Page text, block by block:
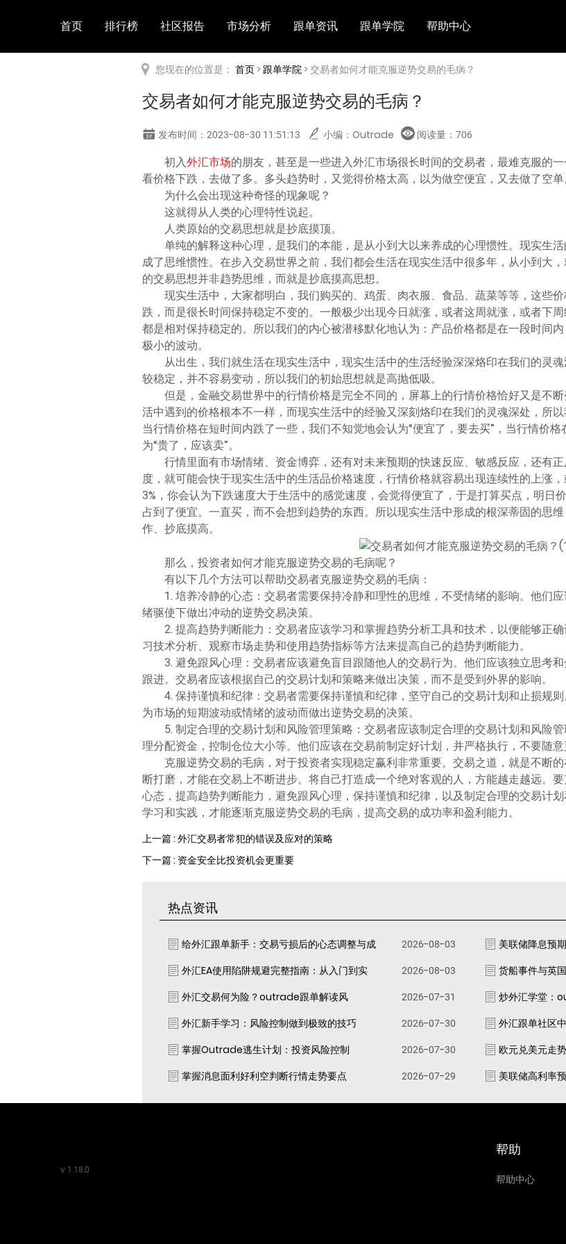
首页 排行榜 社区报告 市场分析 跟单资讯 跟单学院 帮助中心
您现在的位置是： 首页>跟单学院> 交易者如何才能克服逆势交易的毛病？
交易者如何才能克服逆势交易的毛病？
发布时间：2023-08-30 11:51:13 小编：Outrade 阅读量： 706
初入外汇市场的朋友，甚至是一些进入外汇市场很长时间的交易者，最难克服的
看价格下跌，去做了多。多头趋势时，又觉得价格太高，以为做空便宜，又去做了空单
为什么会出现这种奇怪的现象呢？
这就得从人类的心理特性说起。
人类原始的交易思想就是抄底摸顶。
单纯的解释这种心理，是我们的本能，是从小到大以来养成的心理惯性。现实生
成了思维惯性。在步入交易世界之前，我们都会生活在现实生活中很多年，从小到大
的交易思想并非趋势思维，而就是抄底摸高思想。
现实生活中，大家都明白，我们购买的、鸡蛋、肉衣服、食品、蔬菜等等，这些
跌，而是很长时间保持稳定不变的。一般极少出现今日就涨，或者这周就涨，或者下
都是相对保持稳定的。所以我们的内心被潜移默化地认为：产品价格都是在一段时间
极小的波动。
从出生，我们就生活在现实生活中，现实生活中的生活经验深深烙印在我们的灵
较稳定，并不容易变动，所以我们的初始思想就是高抛低吸。
但是，金融交易世界中的行情价格是完全不同的，屏幕上的行情价格恰好又是不
活中遇到的价格根本不一样，而现实生活中的经验又深刻烙印在我们的灵魂深处，所
当行情价格在短时间内跌了一些，我们不知觉地会认为“便宜了，要去买”，当行情价
为“贵了，应该卖”。
行情里面有市场情绪、资金博弈，还有对未来预期的快速反应、敏感反应，还有
度，就可能会快于现实生活中的生活品价格速度，行情价格就容易出现连续性的上涨
3%，你会认为下跌速度大于生活中的感觉速度，会觉得便宜了，于是打算买点，明日
占到了便宜。一直买，而不会想到趋势的东西。所以现实生活中形成的根深蒂固的思
作、抄底摸高。
那么，投资者如何才能克服逆势交易的毛病呢？
有以下几个方法可以帮助交易者克服逆势交易的毛病：
1. 培养冷静的心态：交易者需要保持冷静和理性的思维，不受情绪的影响。他们
绪驱使下做出冲动的逆势交易决策。
2. 提高趋势判断能力：交易者应该学习和掌握趋势分析工具和技术，以便能够正
习技术分析、观察市场走势和使用趋势指标等方法来提高自己的趋势判断能力。
3. 避免跟风心理：交易者应该避免盲目跟随他人的交易行为。他们应该独立思考
跟进。交易者应该根据自己的交易计划和策略来做出决策，而不是受到外界的影响。
4. 保持谨慎和纪律：交易者需要保持谨慎和纪律，坚守自己的交易计划和止损规
为市场的短期波动或情绪的波动而做出逆势交易的决策。
5. 制定合理的交易计划和风险管理策略：交易者应该制定合理的交易计划和风险
理分配资金，控制仓位大小等。他们应该在交易前制定好计划，并严格执行，不要随意
克服逆势交易的毛病，对于投资者实现稳定赢利非常重要。交易之道，就是不断
断打磨，才能在交易上不断进步。将自己打造成一个绝对客观的人，方能越走越远。
心态，提高趋势判断能力，避免跟风心理，保持谨慎和纪律，以及制定合理的交易计
学习和实践，才能逐渐克服逆势交易的毛病，提高交易的成功率和盈利能力。
上一篇 : 外汇交易者常犯的错误及应对的策略
下一篇 : 资金安全比投资机会更重要
热点资讯
给外汇跟单新手：交易亏损后的心态调整与成 2026-08-03 美联储降息预
外汇EA使用陷阱规避完整指南：从入门到实
2026-08-03 货船事件与英
外汇交易何为险？outrade跟单解读风
2026-07-31 炒外汇学堂：
外汇新手学习：风险控制做到极致的技巧
2026-07-30 外汇跟单社区
掌握Outrade逃生计划：投资风险控制
2026-07-30 欧元兑美元走
掌握消息面利好利空判断行情走势要点
2026-07-29 美联储高利率
v 1.18.0
帮助
帮助中心